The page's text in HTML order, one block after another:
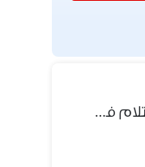
سراير كابتونية ضمان 5 سنواات ومتوفرة بكل المقاسات الالوان واستلام فورى